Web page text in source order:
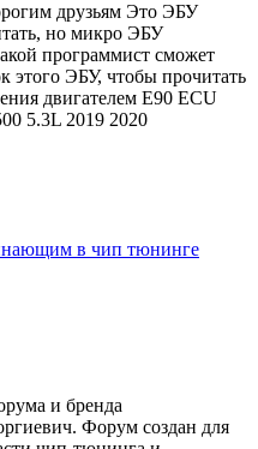
друзьям Это ЭБУ
но микро ЭБУ
программист сможет
этого ЭБУ, чтобы прочитать
двигателем E90 ECU
5.3L 2019 2020
в чип тюнинге
и бренда
Форум создан для